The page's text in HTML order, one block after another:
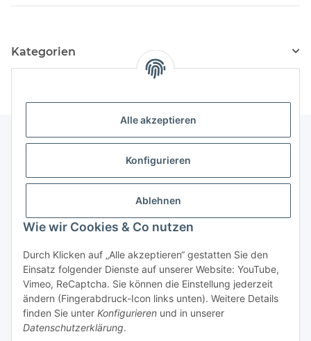
Alle akzeptieren
Konfigurieren
Ablehnen
Wie wir Cookies & Co nutzen
Durch Klicken auf „Alle akzeptieren“ gestatten Sie den
Einsatz folgender Dienste auf unserer Website: YouTube,
Vimeo, ReCaptcha. Sie können die Einstellung jederzeit
ändern (Fingerabdruck-Icon links unten). Weitere Details
finden Sie unter Konfigurieren und in unserer
Datenschutzerklärung.
Kategorien
Gesetzliche Informationen
Vertrag widerrufen
* Alle Preise inkl. gesetzlicher USt., zzgl.